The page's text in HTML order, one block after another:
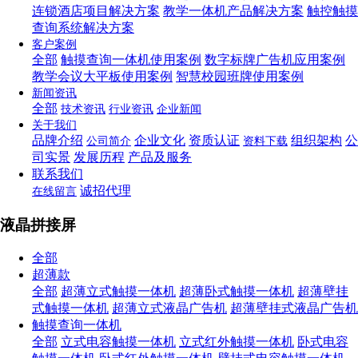
连锁酒店项目解决方案 教学一体机产品解决方案 触控触摸
查询系统解决方案
客户案例
全部 触摸查询一体机使用案例 数字标牌广告机应用案例
教学会议大平板使用案例 智慧校园班牌使用案例
新闻资讯
全部 技术资讯 行业资讯 企业新闻
关于我们
品牌介绍 公司简介 企业文化 资质认证 资料下载 组织架构 公
司实景 发展历程 产品及服务
联系我们
在线留言 诚招代理
液晶拼接屏
全部
超薄款
全部 超薄立式触摸一体机 超薄卧式触摸一体机 超薄壁挂
式触摸一体机 超薄立式液晶广告机 超薄壁挂式液晶广告机
触摸查询一体机
全部 立式电容触摸一体机 立式红外触摸一体机 卧式电容